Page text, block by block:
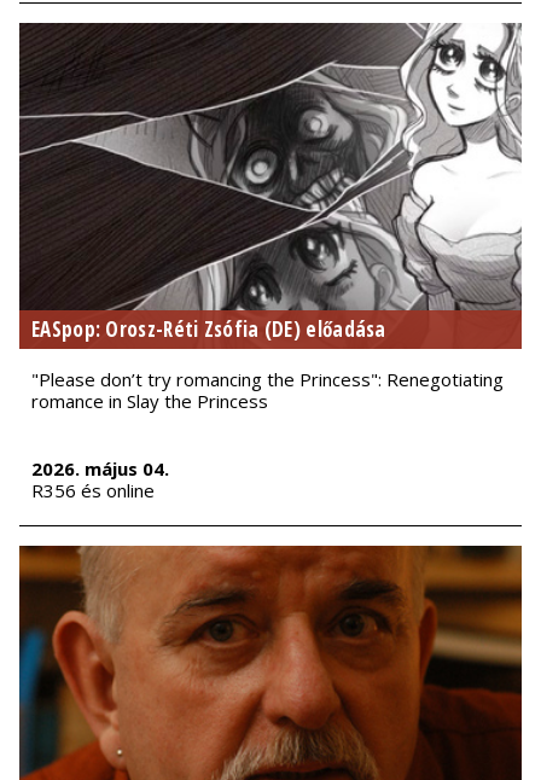
EASpop: Orosz-Réti Zsófia (DE) előadása
"Please don’t try romancing the Princess": Renegotiating
romance in Slay the Princess
2026. május 04.
R356 és online